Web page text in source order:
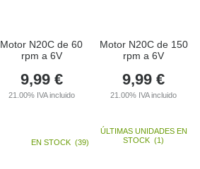
Motor N20C de 60
rpm a 6V
9,99 €
21.00% IVA incluido
Motor N20C de 150
rpm a 6V
9,99 €
21.00% IVA incluido
EN STOCK (39)
ÚLTIMAS UNIDADES EN
STOCK(1)